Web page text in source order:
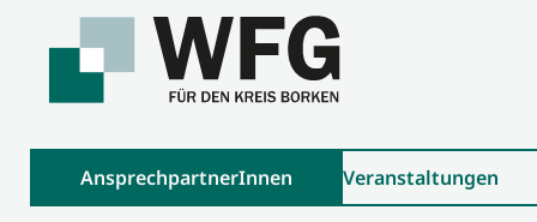
AnsprechpartnerInnen Veranstaltungen